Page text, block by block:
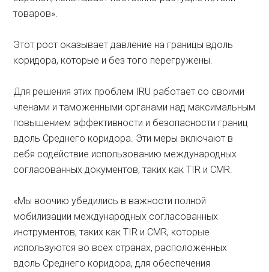
товаров».
Этот рост оказывает давление на границы вдоль
коридора, которые и без того перегружены.
Для решения этих проблем IRU работает со своими
членами и таможенными органами над максимальным
повышением эффективности и безопасности границ
вдоль Среднего коридора. Эти меры включают в
себя содействие использованию международных
согласованных документов, таких как TIR и CMR.
«Мы воочию убедились в важности полной
мобилизации международных согласованных
инструментов, таких как TIR и CMR, которые
используются во всех странах, расположенных
вдоль Среднего коридора, для обеспечения